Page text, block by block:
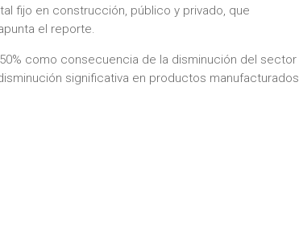
fijo en construcción, público y privado, que
el reporte.
como consecuencia de la disminución del sector
significativa en productos manufacturados